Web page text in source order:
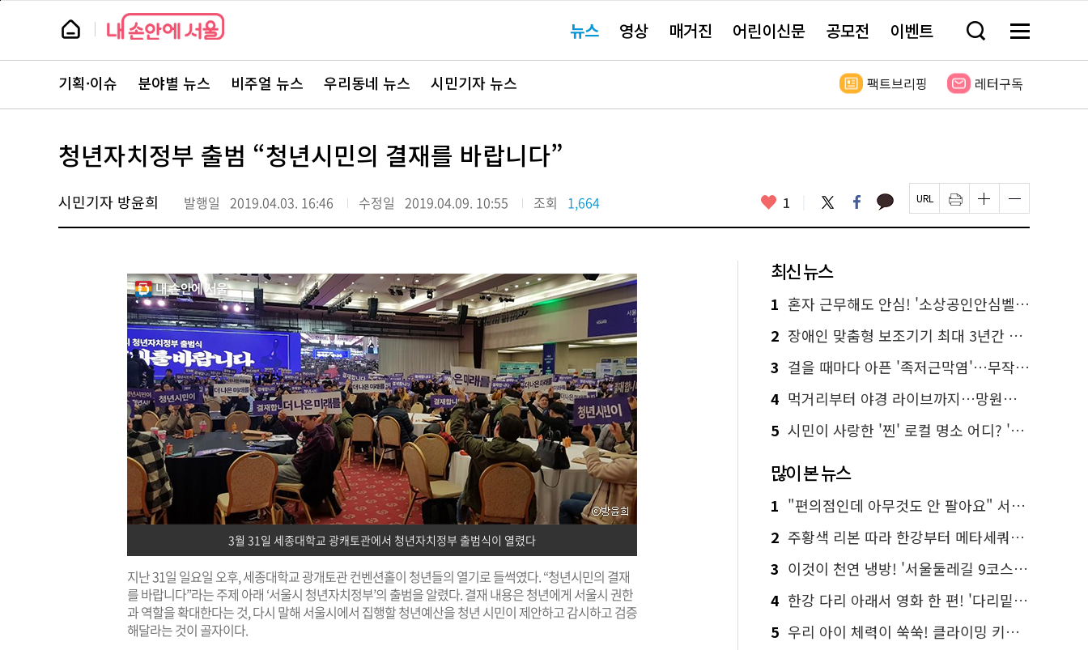
본
뉴
스 요뉴스 영상 매거진 어린이신문 공모전 이벤트 검
창
기
메
전
보
뉴
스
주
서
바
로
기획·이슈 분야별 뉴스 비주얼 뉴스 우리동네 뉴스 시민기자 뉴스 팩트브리핑 레터구독
청년자치정부 출범 “청년시민의 결재를 바랍니다”
시민기자 방윤희 발행일 2019.04.03. 16:46 수정일 2019.04.09. 10:55 조회 1,664 좋
요
1 트
위
터
페
이
스
카
카 페
이
지
인
쇄
하
글
자
크
하
기
글
자
크
하
기
3월 31일 세종대학교 광캐토관에서 청년자치정부 출범식이 열렸다
지난 31일 일요일 오후, 세종대학교 광개토관 컨벤션홀이 청년들의 열기로 들썩였다. “청년시민의 결재
를 바랍니다”라는 주제 아래 ‘서울시 청년자치정부’의 출범을 알렸다. 결재 내용은 청년에게 서울시 권한
과 역할을 확대한다는 것, 다시 말해 서울시에서 집행할 청년예산을 청년 시민이 제안하고 감시하고 검증
해달라는 것이 골자이다.
최신 뉴스
1 혼자 근무해도 안심! '소상공인안심벨' 신청하세요
2 장애인 맞춤형 보조기기 최대 3년간 무상 대여…삶의 질 높인다
3 걸을 때마다 아픈 '족저근막염'…무작정 참지 말고 '이것' 해보세요!
4 먹거리부터 야경 라이브까지…망원한강공원 알짜 코스
5 시민이 사랑한 '찐' 로컬 명소 어디? '서울에디션25' 추천 코스
많이 본 뉴스
1 "편의점인데 아무것도 안 팔아요" 서울에서 가장 특별한 편의점의 정체
2 주황색 리본 따라 한강부터 메타세쿼이아 숲길까지…서울둘레길 15코스
3 이것이 천연 냉방! '서울둘레길 9코스'로 숲속 피서 떠나볼까
4 한강 다리 아래서 영화 한 편! '다리밑 영화관' 무료 상영
5 우리 아이 체력이 쑥쑥! 클라이밍 키즈카페·어린이 체력장
페